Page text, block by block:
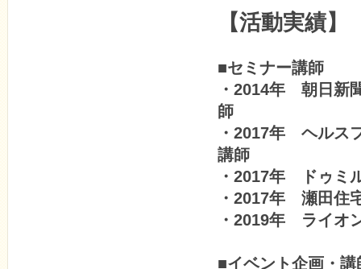
【活動実績】
■セミナー講師
・2014年 朝日新
師
・2017年 ヘルス
講師
・2017年 ドゥミ
・2017年 瀬田住
・2019年 ライオ
■イベント企画・講